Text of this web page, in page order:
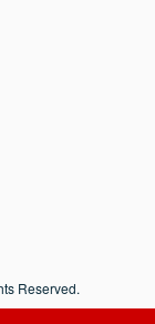
Reserved.